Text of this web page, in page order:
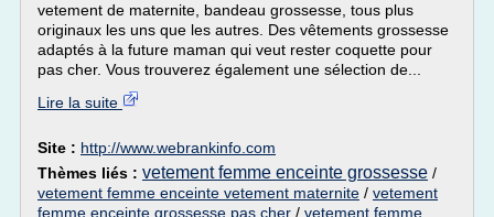
vetement de maternite, bandeau grossesse, tous plus
originaux les uns que les autres. Des vêtements grossesse
adaptés à la future maman qui veut rester coquette pour
pas cher. Vous trouverez également une sélection de...
Lire la suite
Site : http://www.webrankinfo.com
Thèmes liés : vetement femme enceinte grossesse /
vetement femme enceinte vetement maternite / vetement
femme enceinte grossesse pas cher / vetement femme